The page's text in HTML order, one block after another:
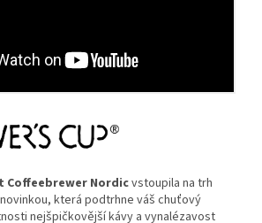
Coffeebrewer Nordicvstoupila na trh
která podtrhne váš chuťový
nejšpičkovější kávy a vynalézavost